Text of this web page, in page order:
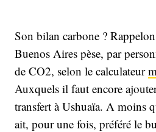
Son bilan carbone ?
Buenos Aires pèse, par
de CO2, selon le calculateur
Auxquels il faut encore
transfert à Ushuaïa. A moins
ait, pour une fois, préféré le